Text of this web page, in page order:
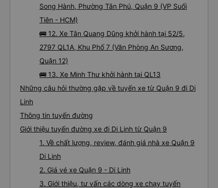
Song Hành, Phường Tân Phú, Quận 9 (VP Suối
Tiên - HCM)
🚌 12. Xe Tân Quang Dũng khởi hành tại 52/5,
2797 QL1A, Khu Phố 7 (Văn Phòng An Sương,
Quận 12)
🚌 13. Xe Minh Thư khởi hành tại QL13
Những câu hỏi thường gặp về tuyến xe từ Quận 9 đi Di
Linh
Thông tin tuyến đường
Giới thiệu tuyến đường xe đi Di Linh từ Quận 9
1. Về chất lượng, review, đánh giá nhà xe Quận 9
Di Linh
2. Giá vé xe Quận 9 - Di Linh
3. Giới thiệu, tư vấn các dòng xe chạy tuyến